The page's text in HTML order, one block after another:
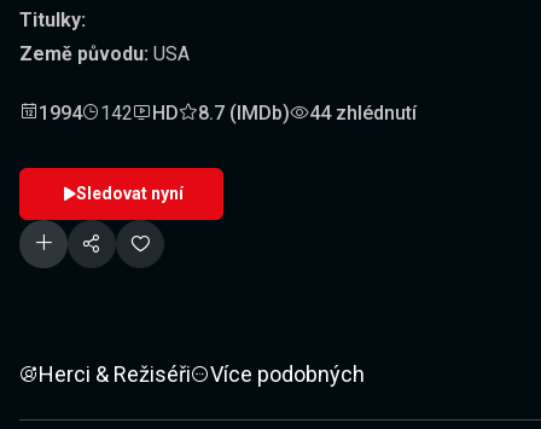
Titulky:
Země původu: USA
1994 142 HD 8.7 (IMDb) 44 zhlédnutí
Sledovat nyní
Herci & Režiséři Více podobných